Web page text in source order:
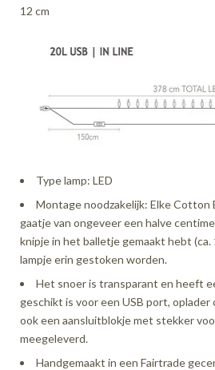
12 cm
Type lamp: LED
Montage noodzakelijk: Elke Cotton
gaatje van ongeveer een halve
knipje in het balletje gemaakt hebt (ca.
lampje erin gestoken worden.
Het snoer is transparant en heeft
geschikt is voor een USB port,
ook een aansluitblokje met stekker
meegeleverd.
Handgemaakt in een Fairtrade